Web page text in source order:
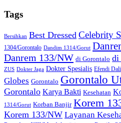
Tags
Bersihkan Best Dressed Celebrity
1304/Gorontalo Dandim 1314/Gorut
Danrem 133/NW di Gorontalo di
ZUS Dokter Jaga Dokter Spesialis Efendi Dali
Globes Gorontalo Gorontalo
Gorontalo Karya Bakti Kesehatan
1314/Gorut Korban Banjir Korem
Korem 133/NW Layanan